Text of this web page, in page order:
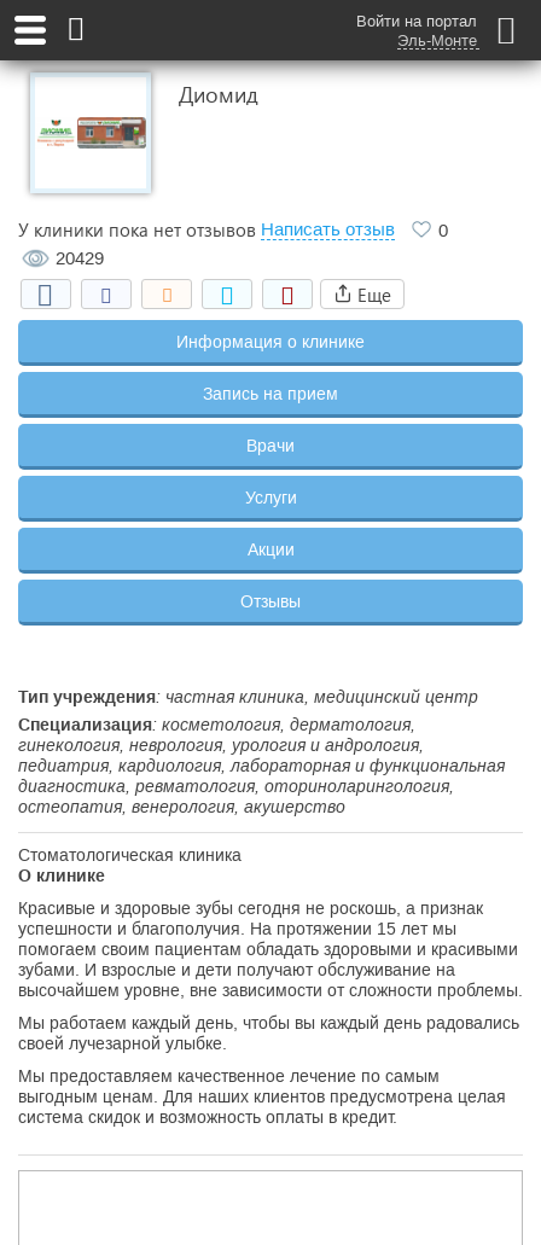
Войти на портал
Эль-Монте
Диомид
У клиники пока нет отзывов Написать отзыв
0
20429
Еще
Информация о клинике
Запись на прием
Врачи
Услуги
Акции
Отзывы
Тип учреждения: частная клиника, медицинский центр
Специализация: косметология, дерматология,
гинекология, неврология, урология и андрология,
педиатрия, кардиология, лабораторная и функциональная
диагностика, ревматология, оториноларингология,
остеопатия, венерология, акушерство
Стоматологическая клиника
О клинике
Красивые и здоровые зубы сегодня не роскошь, а признак
успешности и благополучия. На протяжении 15 лет мы
помогаем своим пациентам обладать здоровыми и красивыми
зубами. И взрослые и дети получают обслуживание на
высочайшем уровне, вне зависимости от сложности проблемы.
Мы работаем каждый день, чтобы вы каждый день радовались
своей лучезарной улыбке.
Мы предоставляем качественное лечение по самым
выгодным ценам. Для наших клиентов предусмотрена целая
система скидок и возможность оплаты в кредит.